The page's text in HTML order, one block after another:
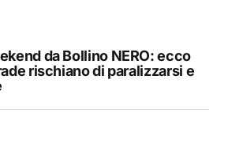
da Bollino NERO: ecco
rischiano di paralizzarsi e